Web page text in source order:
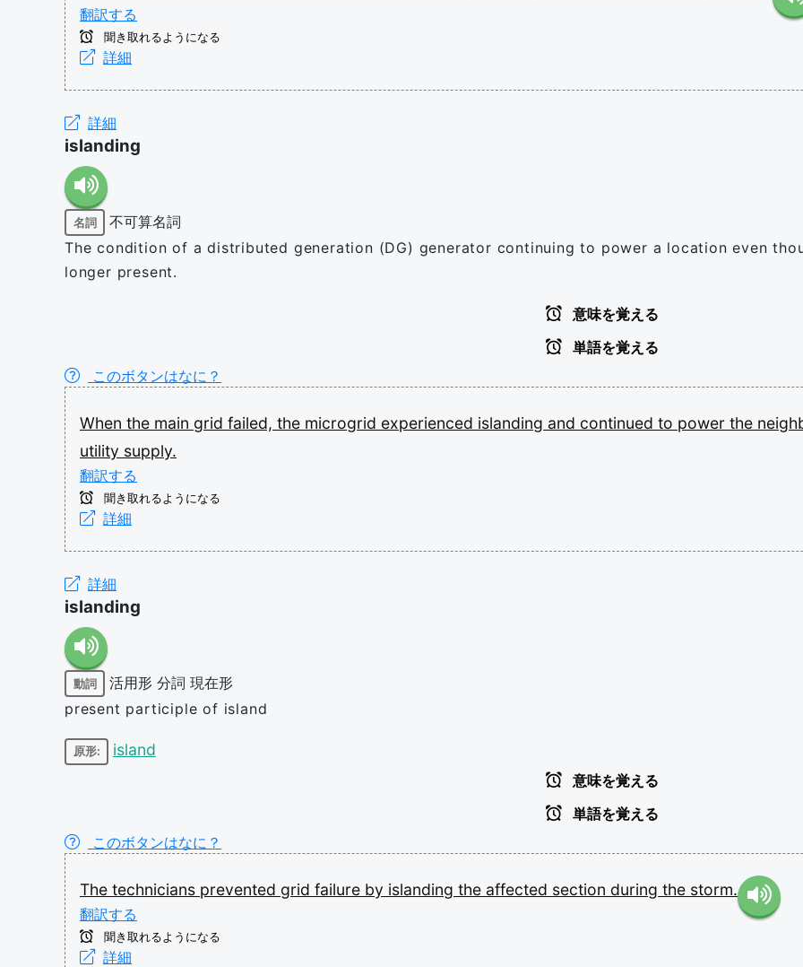
翻訳する
聞き取れるようになる
詳細
詳細
islanding
名詞
不可算名詞
The condition of a distributed generation (DG) generator continuing to power a location even
longer present.
意味を覚える
単語を覚える
このボタンはなに？
When the main grid failed, the microgrid experienced islanding and continued to power the
utility supply.
翻訳する
聞き取れるようになる
詳細
詳細
islanding
動詞 活用形 分詞 現在形
present participle of island
原形: island
意味を覚える
単語を覚える
このボタンはなに？
The technicians prevented grid failure by islanding the affected section during the storm.
翻訳する
聞き取れるようになる
詳細